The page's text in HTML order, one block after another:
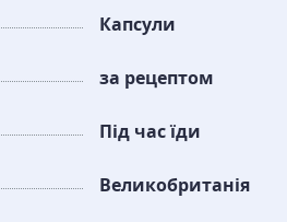
Капсули
за рецептом
Під час їди
Великобританія